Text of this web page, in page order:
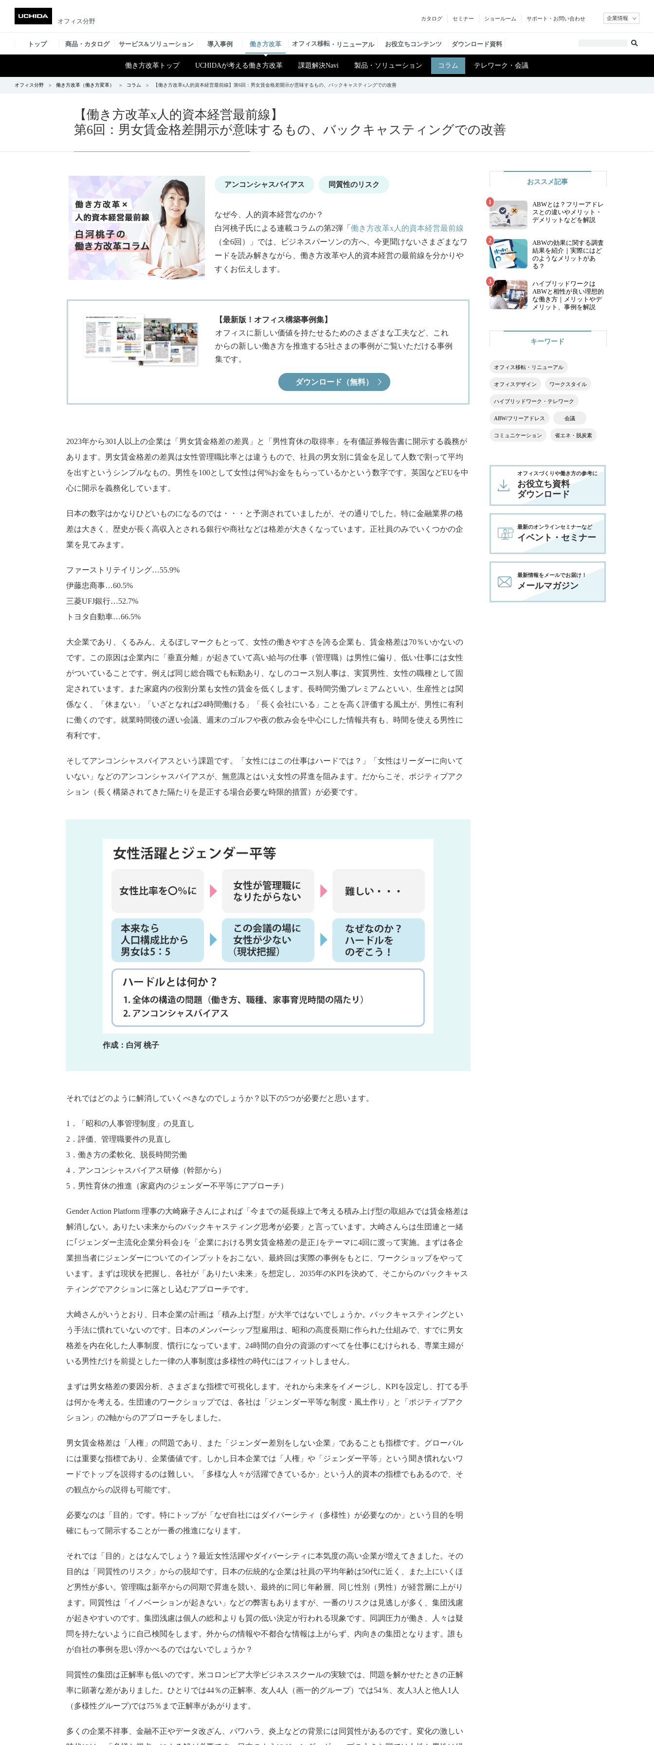
オフィス分野 カタログ セミナー ショールーム サポート・お問い合わせ 企業情報
トップ 商品・カタログ サービス&ソリューション 導入事例 働き方改革 オフィス移転・リニューアル お役立ちコンテンツ ダウンロード資料
働き方改革トップ UCHIDAが考える働き方改革 課題解決Navi 製品・ソリューション コラム テレワーク・会議
オフィス分野 働き方改革（働き方変革） コラム 【働き方改革x人的資本経営最前線】第6回：男女賃金格差開示が意味するもの、バックキャスティングでの改善
【働き方改革x人的資本経営最前線】
第6回：男女賃金格差開示が意味するもの、バックキャスティングでの改善
アンコンシャスバイアス 同質性のリスク
なぜ今、人的資本経営なのか？
白河桃子氏による連載コラムの第2弾「 働き方改革x人的資本経営最前線
（全6回）」では、ビジネスパーソンの方へ、今更聞けないさまざまなワ
ードを読み解きながら、働き方改革や人的資本経営の最前線を分かりや
すくお伝えします。
【最新版！オフィス構築事例集】
オフィスに新しい価値を持たせるためのさまざまな工夫など、これ
からの新しい働き方を推進する5社さまの事例がご覧いただける事例
集です。
ダウンロード（無料）
2023年から301人以上の企業は「男女賃金格差の差異」と「男性育休の取得率」を有価証券報告書に開示する義務が
あります。男女賃金格差の差異は女性管理職比率とは違うもので、社員の男女別に賃金を足して人数で割って平均
を出すというシンプルなもの。男性を100として女性は何%お金をもらっているかという数字です。英国などEUを中
心に開示を義務化しています。
日本の数字はかなりひどいものになるのでは・・・と予測されていましたが、その通りでした。特に金融業界の格
差は大きく、歴史が長く高収入とされる銀行や商社などは格差が大きくなっています。正社員のみでいくつかの企
業を見てみます。
ファーストリテイリング…55.9%
伊藤忠商事…60.5%
三菱UFJ銀行…52.7%
トヨタ自動車…66.5%
大企業であり、くるみん、えるぼしマークもとって、女性の働きやすさを誇る企業も、賃金格差は70％いかないの
です。この原因は企業内に「垂直分離」が起きていて高い給与の仕事（管理職）は男性に偏り、低い仕事には女性
がついていることです。例えば同じ総合職でも転勤あり、なしのコース別人事は、実質男性、女性の職種として固
定されています。また家庭内の役割分業も女性の賃金を低くします。長時間労働プレミアムといい、生産性とは関
係なく、「休まない」「いざとなれば24時間働ける」「長く会社にいる」ことを高く評価する風土が、男性に有利
に働くのです。就業時間後の遅い会議、週末のゴルフや夜の飲み会を中心にした情報共有も、時間を使える男性に
有利です。
そしてアンコンシャスバイアスという課題です。「女性にはこの仕事はハードでは？」「女性はリーダーに向いて
いない」などのアンコンシャスバイアスが、無意識とはいえ女性の昇進を阻みます。だからこそ、ポジティブアク
ション（長く構築されてきた隔たりを是正する場合必要な時限的措置）が必要です。
作成：白河 桃子
それではどのように解消していくべきなのでしょうか？以下の5つが必要だと思います。
1．「昭和の人事管理制度」の見直し
2．評価、管理職要件の見直し
3．働き方の柔軟化、脱長時間労働
4．アンコンシャスバイアス研修（幹部から）
5．男性育休の推進（家庭内のジェンダー不平等にアプローチ）
Gender Action Platform 理事の大崎麻子さんによれば「今までの延長線上で考える積み上げ型の取組みでは賃金格差は
解消しない。ありたい未来からのバックキャスティング思考が必要」と言っています。大崎さんらは生団連と一緒
に｢ジェンダー主流化企業分科会｣を「企業における男女賃金格差の是正｣をテーマに4回に渡って実施。まずは各企
業担当者にジェンダーについてのインプットをおこない、最終回は実際の事例をもとに、ワークショップをやって
います。まずは現状を把握し、各社が「ありたい未来」を想定し、2035年のKPIを決めて、そこからのバックキャス
ティングでアクションに落とし込むアプローチです。
大崎さんがいうとおり、日本企業の計画は「積み上げ型」が大半ではないでしょうか。バックキャスティングとい
う手法に慣れていないのです。日本のメンバーシップ型雇用は、昭和の高度長期に作られた仕組みで、すでに男女
格差を内在化した人事制度、慣行になっています。24時間の自分の資源のすべてを仕事にむけられる、専業主婦が
いる男性だけを前提とした一律の人事制度は多様性の時代にはフィットしません。
まずは男女格差の要因分析、さまざまな指標で可視化します。それから未来をイメージし、KPIを設定し、打てる手
は何かを考える。生団連のワークショップでは、各社は「ジェンダー平等な制度・風土作り」と「ポジティブアク
ション」の2軸からのアプローチをしました。
男女賃金格差は「人権」の問題であり、また「ジェンダー差別をしない企業」であることも指標です。グローバル
には重要な指標であり、企業価値です。しかし日本企業では「人権」や「ジェンダー平等」という聞き慣れないワ
ードでトップを説得するのは難しい。「多様な人々が活躍できているか」という人的資本の指標でもあるので、そ
の観点からの説得も可能です。
必要なのは「目的」です。特にトップが「なぜ自社にはダイバーシティ（多様性）が必要なのか」という目的を明
確にもって開示することが一番の推進になります。
それでは「目的」とはなんでしょう？最近女性活躍やダイバーシティに本気度の高い企業が増えてきました。その
目的は「同質性のリスク」からの脱却です。日本の伝統的な企業は社員の平均年齢は50代に近く、また上にいくほ
ど男性が多い。管理職は新卒からの同期で昇進を競い、最終的に同じ年齢層、同じ性別（男性）が経営層に上がり
ます。同質性は「イノベーションが起きない」などの弊害もありますが、一番のリスクは見逃しが多く、集団浅慮
が起きやすいのです。集団浅慮は個人の総和よりも質の低い決定が行われる現象です。同調圧力が働き、人々は疑
問を持たないように自己検閲をします。外からの情報や不都合な情報は上がらず、内向きの集団となります。誰も
が自社の事例を思い浮かべるのではないでしょうか？
同質性の集団は正解率も低いのです。米コロンビア大学ビジネススクールの実験では、問題を解かせたときの正解
率に顕著な差がありました。ひとりでは44％の正解率、友人4人（画一的グループ）では54％、友人3人と他人1人
（多様性グループ)では75％まで正解率があがります。
多くの企業不祥事、金融不正やデータ改ざん、パワハラ、炎上などの背景には同質性があるのです。変化の激しい
おススメ記事​
ABWとは？フリーアドレ
スとの違いやメリット・
デメリットなどを解説​
ABWの効果に関する調査
結果を紹介｜実際にはど
のようなメリットがあ
る？​
ハイブリッドワークは
ABWと相性が良い理想的
な働き方｜メリットやデ
メリット、事例を解説
キーワード​
オフィス移転・リニューアル​
オフィスデザイン​ ワークスタイル​
ハイブリッドワーク・テレワーク​
ABW/フリーアドレス​ 会議​
コミュニケーション​ 省エネ・脱炭素​
オフィスづくりや働き方の参考に​
お役立ち資料
ダウンロード​
最新のオンラインセミナーなど​
イベント・セミナー​
最新情報をメールでお届け！​
メールマガジン​